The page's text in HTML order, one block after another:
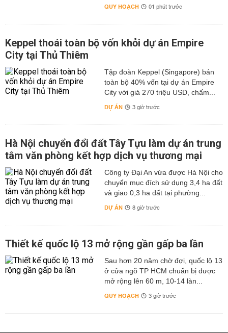
QUY HOẠCH 01 phút trước
Keppel thoái toàn bộ vốn khỏi dự án Empire
City tại Thủ Thiêm
Tập đoàn Keppel (Singapore) bán
toàn bộ 40% vốn tại dự án Empire
City với giá 270 triệu USD, chấm...
DỰ ÁN 3 giờ trước
Hà Nội chuyển đổi đất Tây Tựu làm dự án trung
tâm văn phòng kết hợp dịch vụ thương mại
Công ty Đại An vừa được Hà Nội cho
chuyển mục đích sử dụng 3,4 ha đất
và giao 0,3 ha đất tại phường...
DỰ ÁN 8 giờ trước
Thiết kế quốc lộ 13 mở rộng gần gấp ba lần
Sau hơn 20 năm chờ đợi, quốc lộ 13
ở cửa ngõ TP HCM chuẩn bị được
mở rộng lên 60 m, 10-14 làn...
QUY HOẠCH 3 giờ trước